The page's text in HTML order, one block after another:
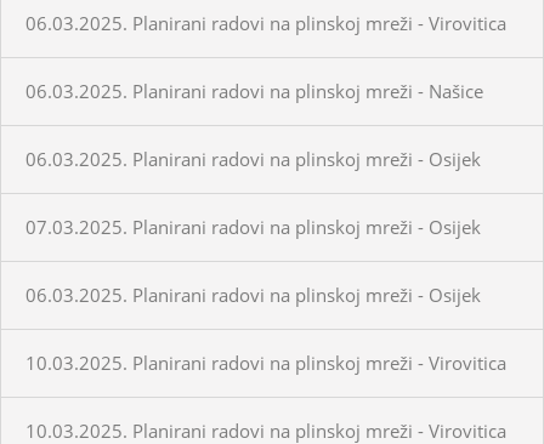
06.03.2025. Planirani radovi na plinskoj mreži - Virovitica
06.03.2025. Planirani radovi na plinskoj mreži - Našice
06.03.2025. Planirani radovi na plinskoj mreži - Osijek
07.03.2025. Planirani radovi na plinskoj mreži - Osijek
06.03.2025. Planirani radovi na plinskoj mreži - Osijek
10.03.2025. Planirani radovi na plinskoj mreži - Virovitica
10.03.2025. Planirani radovi na plinskoj mreži - Virovitica